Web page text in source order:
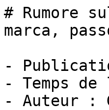
# Rumore
marca,
-
- Temps
- Auteur :